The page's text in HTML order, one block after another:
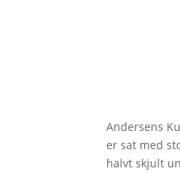
Andersens
er sat med
halvt skjult